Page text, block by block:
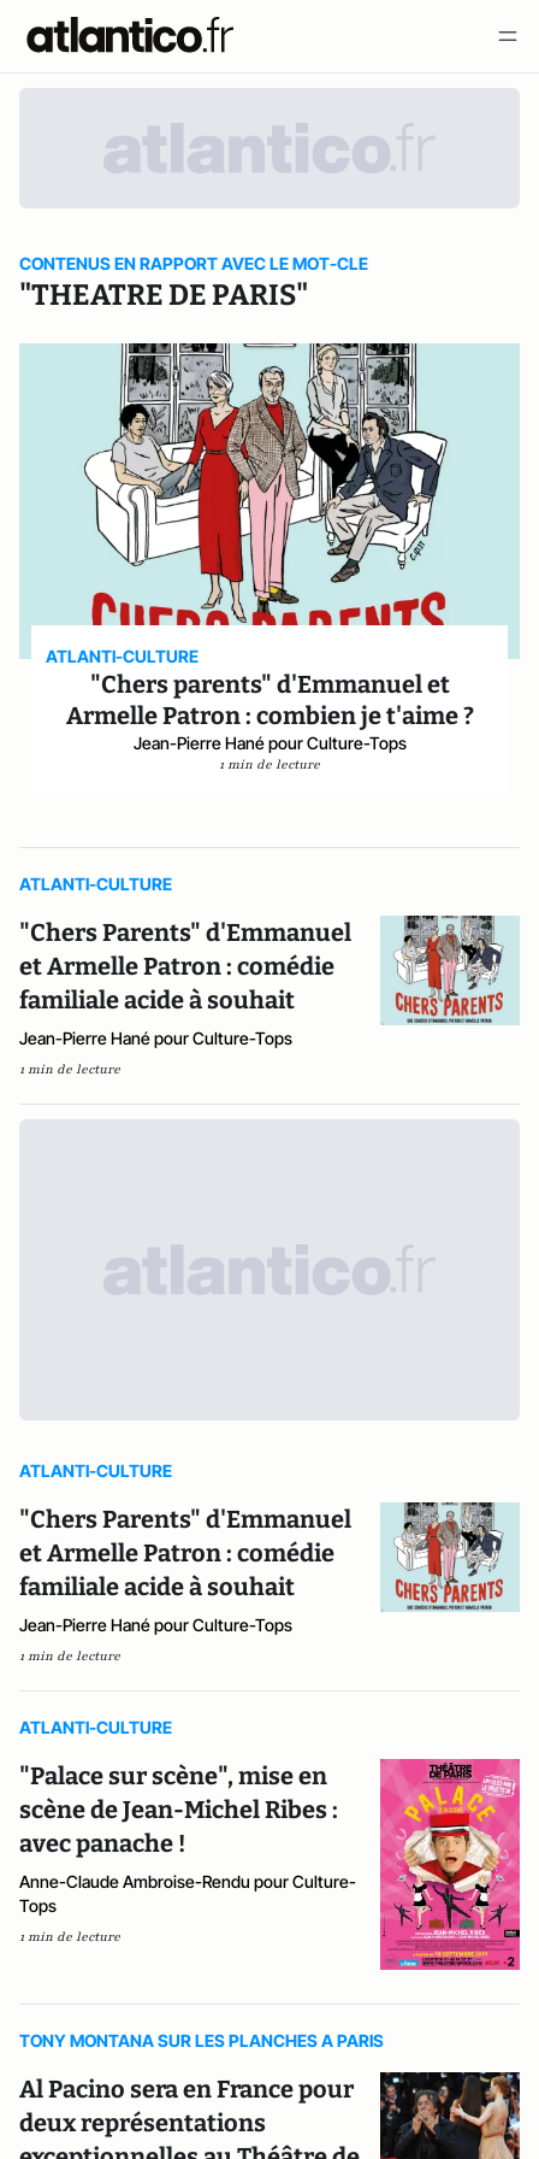
CONTENUS EN RAPPORT AVEC LE MOT-CLE
"THEATRE DE PARIS"
ATLANTI-CULTURE
"Chers parents" d'Emmanuel et
Armelle Patron : combien je t'aime ?
Jean-Pierre Hané pour Culture-Tops
1 min de lecture
ATLANTI-CULTURE
"Chers Parents" d'Emmanuel
et Armelle Patron : comédie
familiale acide à souhait
Jean-Pierre Hané pour Culture-Tops
1 min de lecture
ATLANTI-CULTURE
"Chers Parents" d'Emmanuel
et Armelle Patron : comédie
familiale acide à souhait
Jean-Pierre Hané pour Culture-Tops
1 min de lecture
ATLANTI-CULTURE
"Palace sur scène", mise en
scène de Jean-Michel Ribes :
avec panache !
Anne-Claude Ambroise-Rendu pour Culture-
Tops
1 min de lecture
TONY MONTANA SUR LES PLANCHES A PARIS
Al Pacino sera en France pour
deux représentations